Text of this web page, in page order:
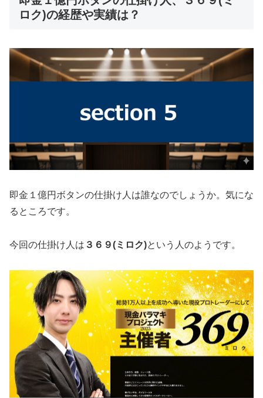
ロク)の経歴や実績は？
即金１億円ボタンの仕掛け人は誰なのでしょうか。気にな
るところです。
今回の仕掛け人は ３６９(ミロク)という人のようです。